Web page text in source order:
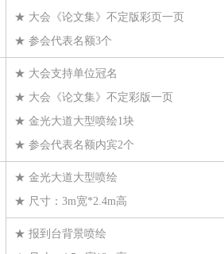
应链管理有限公司
贸易（上海）有限公司
材料科技有限公司
泰纺织有限公司
楚化纤有限公司
纸业有限公司
★ 大会《论文集》不定版彩页一页
★ 参会代表名额3个
★ 大会支持单位冠名
★ 大会《论文集》不定彩版一页
★ 金光大道大型喷绘1块
★ 参会代表名额内宾2个
★ 金光大道大型喷绘
★ 尺寸：3m宽*2.4m高
★ 报到台背景喷绘